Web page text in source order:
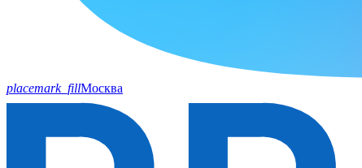
placemark_fillМосква